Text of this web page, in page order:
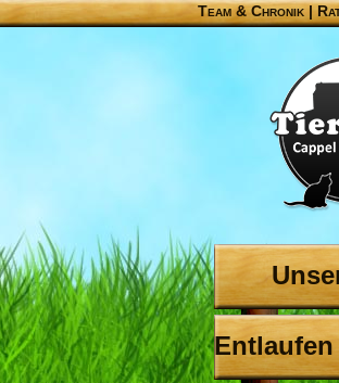
Team & Chronik |